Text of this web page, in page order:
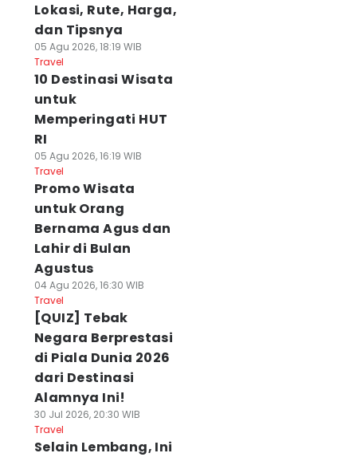
Lokasi, Rute, Harga,
dan Tipsnya
05 Agu 2026, 18:19 WIB
Travel
10 Destinasi Wisata
untuk
Memperingati HUT
RI
05 Agu 2026, 16:19 WIB
Travel
Promo Wisata
untuk Orang
Bernama Agus dan
Lahir di Bulan
Agustus
04 Agu 2026, 16:30 WIB
Travel
[QUIZ] Tebak
Negara Berprestasi
di Piala Dunia 2026
dari Destinasi
Alamnya Ini!
30 Jul 2026, 20:30 WIB
Travel
Selain Lembang, Ini